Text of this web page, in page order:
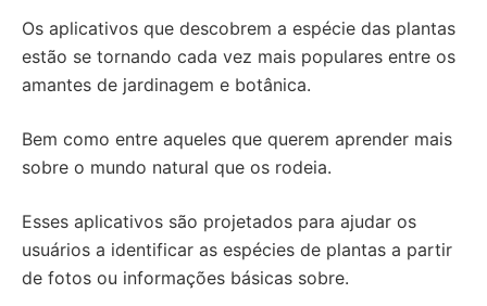
Os aplicativos que descobrem a espécie das plantas
estão se tornando cada vez mais populares entre os
amantes de jardinagem e botânica.
Bem como entre aqueles que querem aprender mais
sobre o mundo natural que os rodeia.
Esses aplicativos são projetados para ajudar os
usuários a identificar as espécies de plantas a partir
de fotos ou informações básicas sobre.